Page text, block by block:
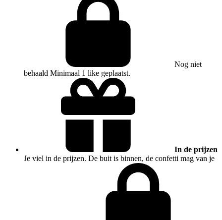
Nog niet
behaald Minimaal 1 like geplaatst.
In de prijzen
Je viel in de prijzen. De buit is binnen, de confetti mag van je